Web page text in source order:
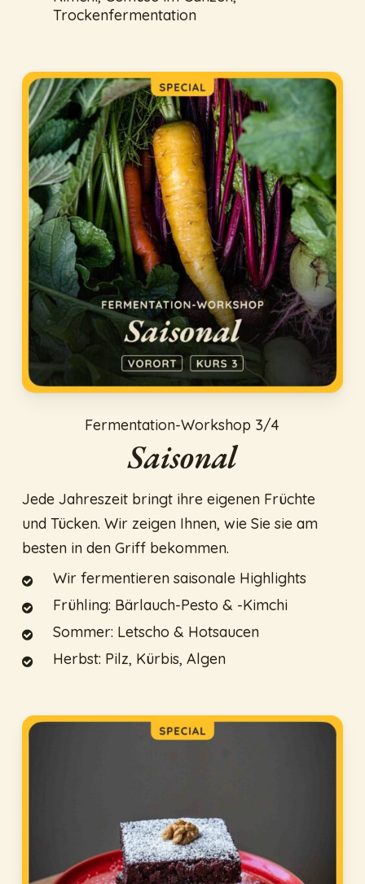
Trockenfermentation
Fermentation-Workshop 3/4
Saisonal
Jede Jahreszeit bringt ihre eigenen Früchte
und Tücken. Wir zeigen Ihnen, wie Sie sie am
besten in den Griff bekommen.
Wir fermentieren saisonale Highlights
Frühling: Bärlauch-Pesto & -Kimchi
Sommer: Letscho & Hotsaucen
Herbst: Pilz, Kürbis, Algen